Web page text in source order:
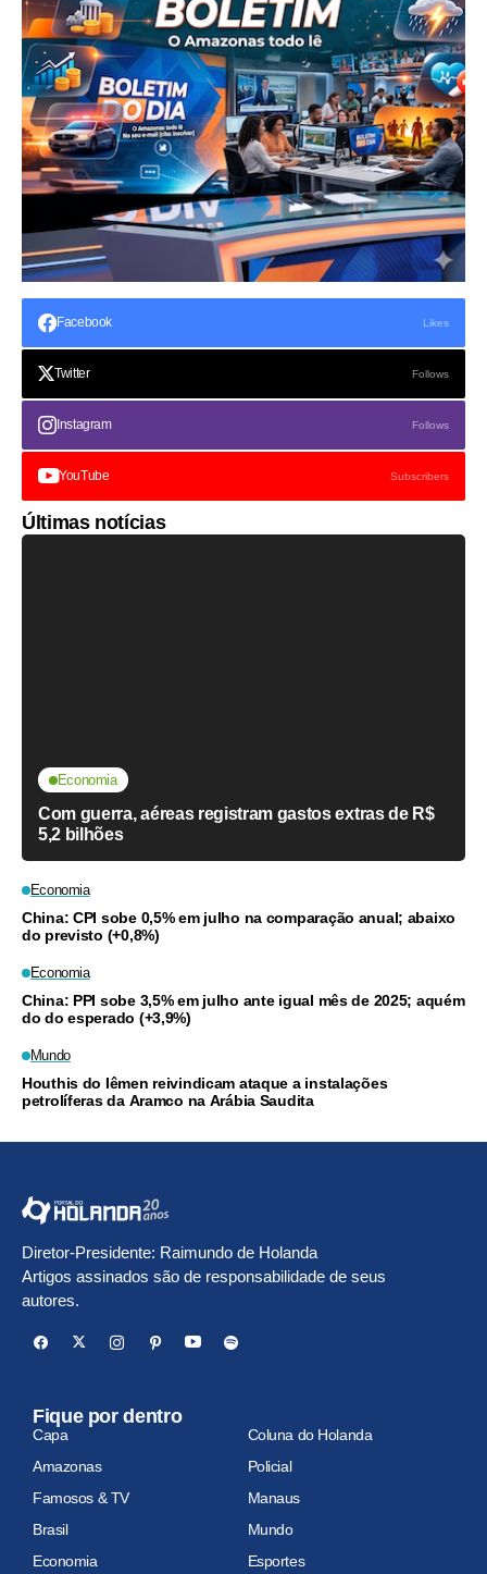
Facebook Likes
Twitter Follows
Instagram Follows
YouTube Subscribers
Últimas notícias
Economia
Com guerra, aéreas registram gastos extras de R$
5,2 bilhões
Economia
China: CPI sobe 0,5% em julho na comparação anual; abaixo
do previsto (+0,8%)
Economia
China: PPI sobe 3,5% em julho ante igual mês de 2025; aquém
do do esperado (+3,9%)
Mundo
Houthis do Iêmen reivindicam ataque a instalações
petrolíferas da Aramco na Arábia Saudita
Diretor-Presidente: Raimundo de Holanda
Artigos assinados são de responsabilidade de seus
autores.
Fique por dentro
Capa
Coluna do Holanda
Amazonas
Policial
Famosos & TV
Manaus
Brasil
Mundo
Economia
Esportes